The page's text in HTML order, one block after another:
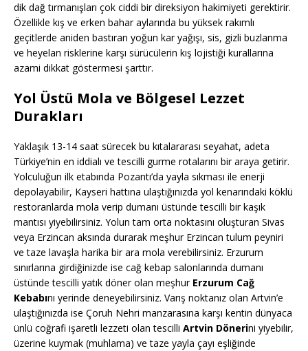
dik dağ tırmanışları çok ciddi bir direksiyon hakimiyeti gerektirir.
Özellikle kış ve erken bahar aylarında bu yüksek rakımlı
geçitlerde aniden bastıran yoğun kar yağışı, sis, gizli buzlanma
ve heyelan risklerine karşı sürücülerin kış lojistiği kurallarına
azami dikkat göstermesi şarttır.
Yol Üstü Mola ve Bölgesel Lezzet
Durakları
Yaklaşık 13-14 saat sürecek bu kıtalararası seyahat, adeta
Türkiye’nin en iddialı ve tescilli gurme rotalarını bir araya getirir.
Yolculuğun ilk etabında Pozantı’da yayla sıkması ile enerji
depolayabilir, Kayseri hattına ulaştığınızda yol kenarındaki köklü
restoranlarda mola verip dumanı üstünde tescilli bir kaşık
mantısı yiyebilirsiniz. Yolun tam orta noktasını oluşturan Sivas
veya Erzincan aksında durarak meşhur Erzincan tulum peyniri
ve taze lavaşla harika bir ara mola verebilirsiniz. Erzurum
sınırlarına girdiğinizde ise cağ kebap salonlarında dumanı
üstünde tescilli yatık döner olan meşhur Erzurum Cağ
Kebabını yerinde deneyebilirsiniz. Varış noktanız olan Artvin’e
ulaştığınızda ise Çoruh Nehri manzarasına karşı kentin dünyaca
ünlü coğrafi işaretli lezzeti olan tescilli Artvin Dönerini yiyebilir,
üzerine kuymak (muhlama) ve taze yayla çayı eşliğinde